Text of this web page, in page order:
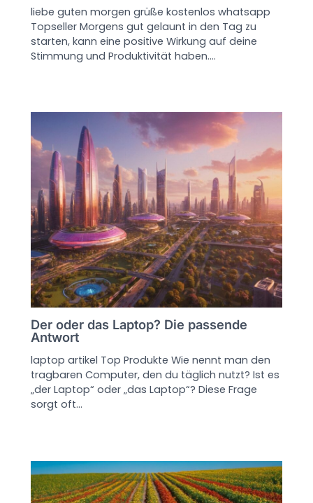
liebe guten morgen grüße kostenlos whatsapp
Topseller Morgens gut gelaunt in den Tag zu
starten, kann eine positive Wirkung auf deine
Stimmung und Produktivität haben.…
Der oder das Laptop? Die passende
Antwort
laptop artikel Top Produkte Wie nennt man den
tragbaren Computer, den du täglich nutzt? Ist es
„der Laptop“ oder „das Laptop“? Diese Frage
sorgt oft…